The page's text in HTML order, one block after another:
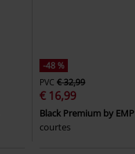
-48 %
PVC € 32,99
€ 16,99
Black Premium by EMP
courtes